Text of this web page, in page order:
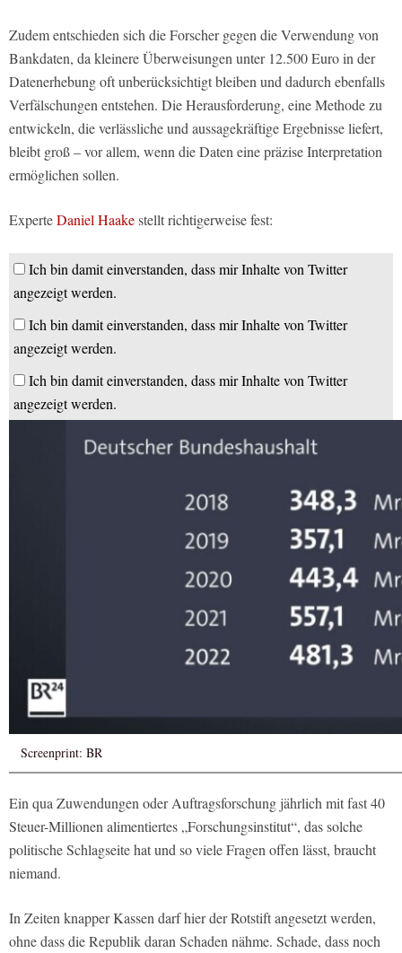
Zudem entschieden sich die Forscher gegen die Verwendung von
Bankdaten, da kleinere Überweisungen unter 12.500 Euro in der
Datenerhebung oft unberücksichtigt bleiben und dadurch ebenfalls
Verfälschungen entstehen. Die Herausforderung, eine Methode zu
entwickeln, die verlässliche und aussagekräftige Ergebnisse liefert,
bleibt groß – vor allem, wenn die Daten eine präzise Interpretation
ermöglichen sollen.
ExperteDaniel Haakestellt richtigerweise fest:
Ich bin damit einverstanden, dass mir Inhalte von Twitter
angezeigt werden.
Ich bin damit einverstanden, dass mir Inhalte von Twitter
angezeigt werden.
Ich bin damit einverstanden, dass mir Inhalte von Twitter
angezeigt werden.
Screenprint: BR
Ein qua Zuwendungen oder Auftragsforschung jährlich mit fast 40
Steuer-Millionen alimentiertes „Forschungsinstitut“, das solche
politische Schlagseite hat und so viele Fragen offen lässt, braucht
niemand.
In Zeiten knapper Kassen darf hier der Rotstift angesetzt werden,
ohne dass die Republik daran Schaden nähme. Schade, dass noch